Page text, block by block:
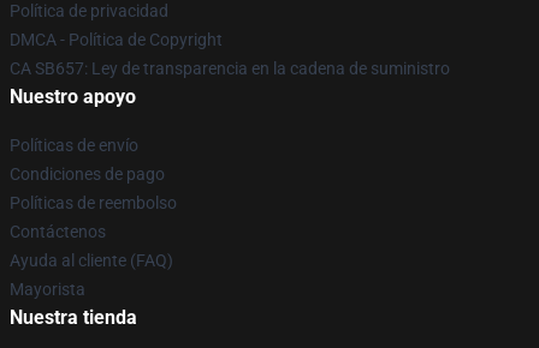
Política de privacidad
DMCA - Política de Copyright
CA SB657: Ley de transparencia en la cadena de suministro
Nuestro apoyo
Políticas de envío
Condiciones de pago
Políticas de reembolso
Contáctenos
Ayuda al cliente (FAQ)
Mayorista
Nuestra tienda